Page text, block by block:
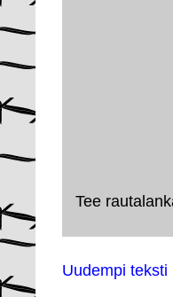
Tee
Uudempi teksti